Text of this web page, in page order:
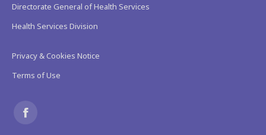
Directorate General of Health Services
Health Services Division
Privacy & Cookies Notice
Terms of Use